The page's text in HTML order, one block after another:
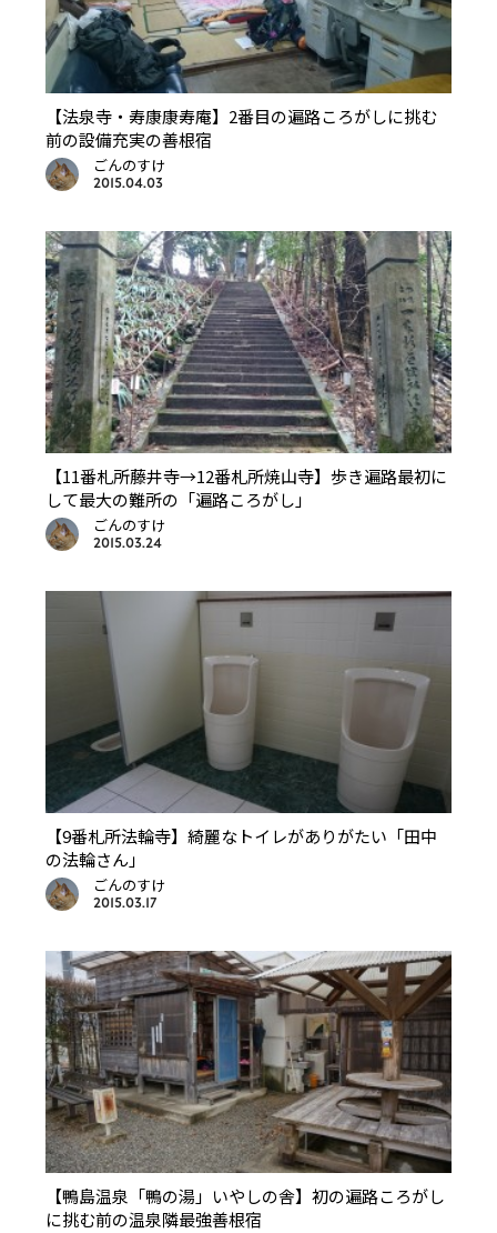
【法泉寺・寿康康寿庵】2番目の遍路ころがしに挑む
前の設備充実の善根宿
ごんのすけ
2015.04.03
【11番札所藤井寺→12番札所焼山寺】歩き遍路最初に
して最大の難所の「遍路ころがし」
ごんのすけ
2015.03.24
【9番札所法輪寺】綺麗なトイレがありがたい「田中
の法輪さん」
ごんのすけ
2015.03.17
【鴨島温泉「鴨の湯」いやしの舎】初の遍路ころがし
に挑む前の温泉隣最強善根宿